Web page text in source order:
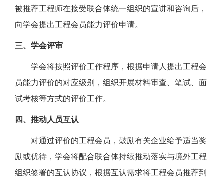
被推荐工程师在接受联合体统一组织的宣讲和咨询后，
向学会提出工程会员能力评价申请。
三、学会评审
学会将按照评价工作程序，根据申请人提出工程会
员能力评价的对应级别，组织开展材料审查、笔试、面
试考核等方式的评价工作。
四、推动人员互认
对通过评价的工程会员，鼓励有关企业给予适当奖
励或优待，学会将配合联合体持续推动落实与境外工程
组织签署的互认协议，根据互认需求将工程会员推荐到